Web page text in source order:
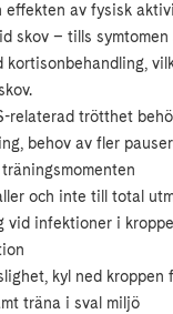
effekten av fysisk
skov – tills
kortisonbehandling,
relaterad trötthet
behov av fler
och inte till total
vid infektioner i
kyl ned kroppen
träna i sval miljö